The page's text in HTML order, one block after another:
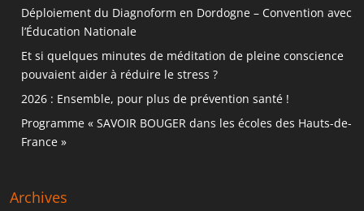
Déploiement du Diagnoform en Dordogne – Convention avec
l’Éducation Nationale
Et si quelques minutes de méditation de pleine conscience
pouvaient aider à réduire le stress ?
2026 : Ensemble, pour plus de prévention santé !
Programme « SAVOIR BOUGER dans les écoles des Hauts-de-
France »
Archives